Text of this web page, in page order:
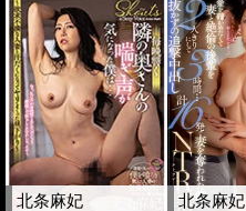
北条麻妃 北条麻妃